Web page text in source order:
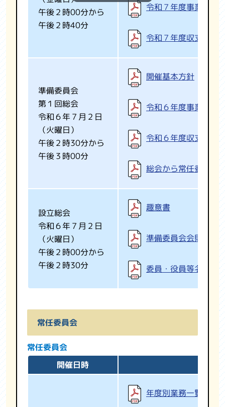
午後２時00分から
午後２時40分
令和７年度事業計画
令和７年度収支予算
準備委員会
第１回総会
令和６年７月２日
（火曜日）
午後２時30分から
午後３時00分
開催基本方針
令和６年度事業計画
令和６年度収支予算
総会から常任委員会
設立総会
令和６年７月２日
（火曜日）
午後２時00分から
午後２時30分
趣意書
準備委員会会則
委員・役員等名簿
常任委員会
常任委員会
開催日時
年度別業務一覧表の